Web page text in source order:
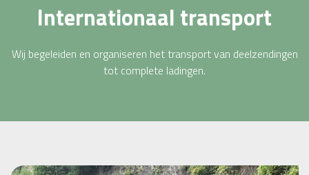
Internationaal transport
Wij begeleiden en organiseren het transport van deelzendingen
tot complete ladingen.